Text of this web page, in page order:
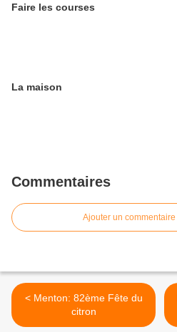
Faire les courses
La maison
Commentaires
Ajouter un commentaire
< Menton: 82ème Fête du
citron